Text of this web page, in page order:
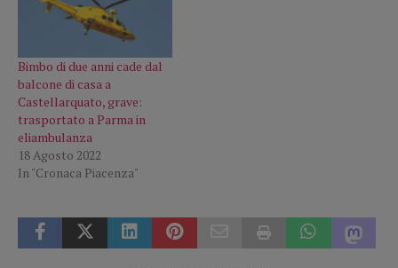
Bimbo di due anni cade dal
balcone di casa a
Castellarquato, grave:
trasportato a Parma in
eliambulanza
18 Agosto 2022
In "Cronaca Piacenza"